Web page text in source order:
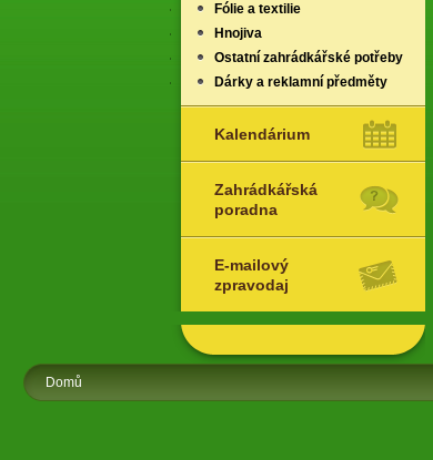
Fólie a textilie
Hnojiva
Ostatní zahrádkářské potřeby
Dárky a reklamní předměty
Kalendárium
Zahrádkářská
poradna
E-mailový
zpravodaj
Domů